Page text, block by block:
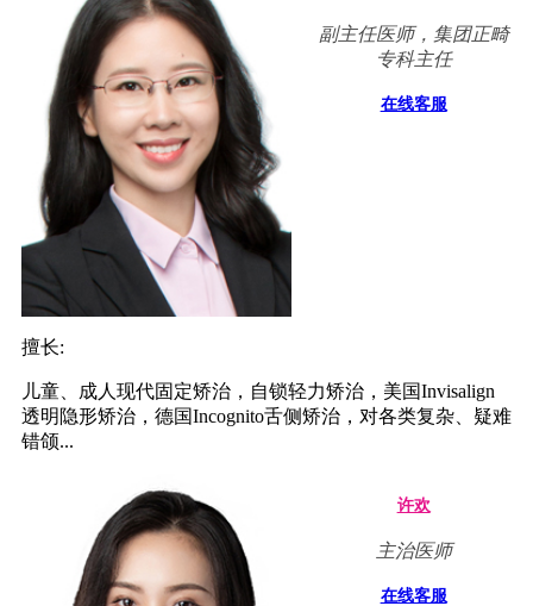
副主任医师，集团正畸
专科主任
在线客服
擅长:
儿童、成人现代固定矫治，自锁轻力矫治，美国Invisalign
透明隐形矫治，德国Incognito舌侧矫治，对各类复杂、疑难
错颌...
许欢
主治医师
在线客服